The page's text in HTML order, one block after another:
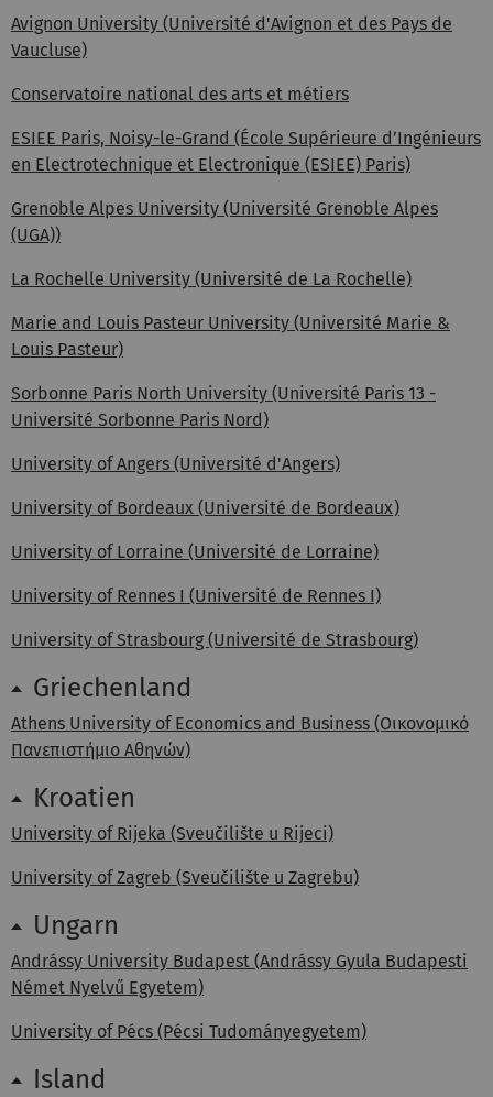
Avignon University (Université d'Avignon et des Pays de
Vaucluse)
Conservatoire national des arts et métiers
ESIEE Paris, Noisy-le-Grand (École Supérieure d’Ingénieurs
en Electrotechnique et Electronique (ESIEE) Paris)
Grenoble Alpes University (Université Grenoble Alpes
(UGA))
La Rochelle University (Université de La Rochelle)
Marie and Louis Pasteur University (Université Marie &
Louis Pasteur)
Sorbonne Paris North University (Université Paris 13 -
Université Sorbonne Paris Nord)
University of Angers (Université d'Angers)
University of Bordeaux (Université de Bordeaux)
University of Lorraine (Université de Lorraine)
University of Rennes I (Université de Rennes I)
University of Strasbourg (Université de Strasbourg)
Griechenland
Athens University of Economics and Business (Οικονομικό
Πανεπιστήμιο Αθηνών)
Kroatien
University of Rijeka (Sveučilište u Rijeci)
University of Zagreb (Sveučilište u Zagrebu)
Ungarn
Andrássy University Budapest (Andrássy Gyula Budapesti
Német Nyelvű Egyetem)
University of Pécs (Pécsi Tudományegyetem)
Island